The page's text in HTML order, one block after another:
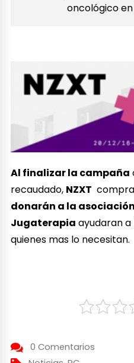
oncológico
Al finalizar la campaña
recaudado, NZXT
donarán a la
Jugaterapia ayudaran a
quienes mas lo necesitan.
0 Comentarios